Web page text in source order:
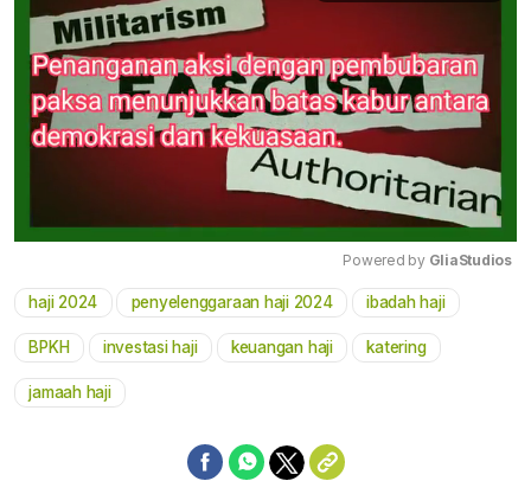
Mute
Powered by GliaStudios
haji 2024 penyelenggaraan haji 2024 ibadah haji
BPKH investasi haji keuangan haji katering
jamaah haji